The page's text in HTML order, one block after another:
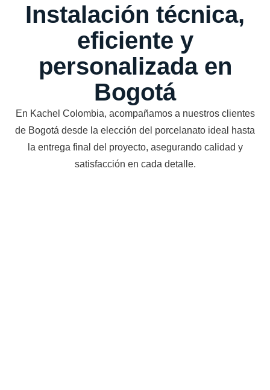
Instalación técnica,
eficiente y
personalizada en
Bogotá
En Kachel Colombia, acompañamos a nuestros clientes
de Bogotá desde la elección del porcelanato ideal hasta
la entrega final del proyecto, asegurando calidad y
satisfacción en cada detalle.